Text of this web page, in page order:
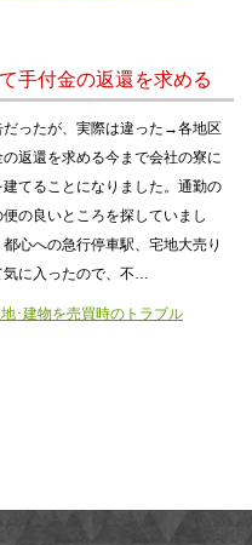
手付金の返還を求める
ったが、実際は違った→各地区
返還を求める今まで会社の寮に
てることになりました。通勤の
の良いところを探していまし
心への急行停車駅、宅地大売り
気に入ったので、不…
･建物を売買時のトラブル